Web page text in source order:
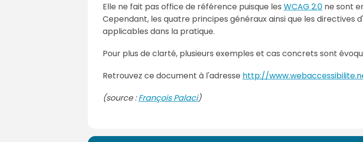
Elle ne fait pas office de référence puisque les WCAG 2.0 ne sont
Cependant, les quatre principes généraux ainsi que les
applicables dans la pratique.
Pour plus de clarté, plusieurs exemples et cas concrets sont
Retrouvez ce document à l'adresse http://
(source :François Palaci)